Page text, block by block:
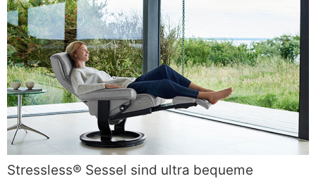
Stressless® Sessel sind ultra bequeme